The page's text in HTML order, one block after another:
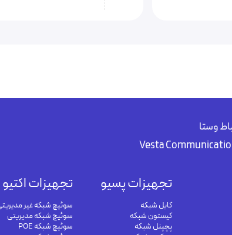
وستا
Vesta
تجهیزات پسیو
کابل شبکه
کیستون شبکه
پچپنل شبکه
تجهیزات اکتیو
سوئیچ شبکه غیر
سوئیچ شبکه مدیریتی
سوئیچ شبکه POE